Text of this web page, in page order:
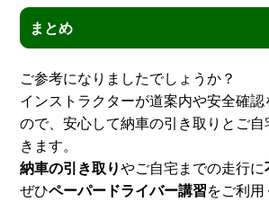
まとめ
ご参考になりましたでしょうか？
インストラクターが道案内や安全確
ので、安心して納車の引き取りとご
きます。
納車の引き取りやご自宅までの走行に
ぜひペーパードライバー講習をご利用